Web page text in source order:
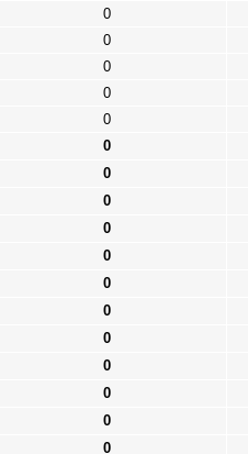
0
0
0
0
0
0
0
0
0
0
0
0
0
0
0
0
0